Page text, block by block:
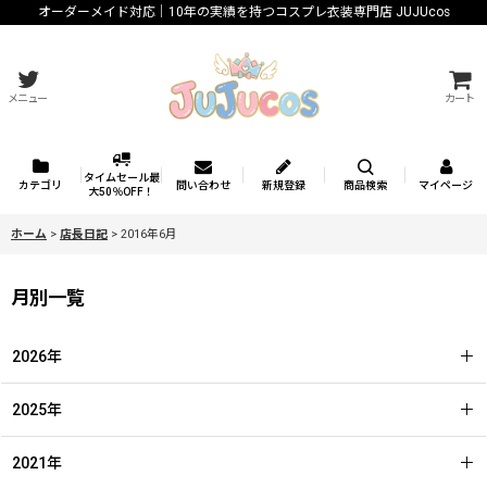
オーダーメイド対応｜10年の実績を持つコスプレ衣装専門店 JUJUcos
メニュー カート
カテゴリ
タイムセール最
大50％OFF！
問い合わせ 新規登録 商品検索 マイページ
ホーム > 店長日記 > 2016年6月
月別一覧
2026年
2025年
2021年